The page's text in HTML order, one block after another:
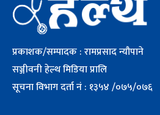
प्रकाशक/सम्पादक : रामप्रसाद न्यौपाने
सञ्जीवनी हेल्थ मिडिया प्रालि
सूचना विभाग दर्ता नं : १३५४ /०७५/०७६